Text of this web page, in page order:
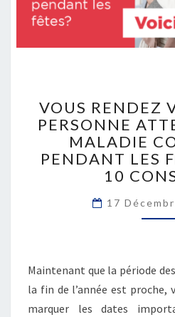
À
10
VOUS RENDEZ
PERSONNE
MALADIE
PENDANT LES
10
17
Maintenant que la période
la fin de l’année est proche,
marquer les dates